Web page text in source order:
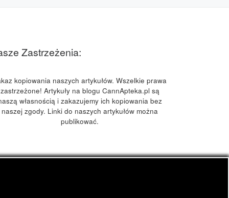
Zastrzeżenia:
kopiowania naszych artykułów. Wszelkie prawa
zastrzeżone! Artykuły na blogu CannApteka.pl są
własnością i zakazujemy ich kopiowania bez
naszej zgody. Linki do naszych artykułów można
publikować.